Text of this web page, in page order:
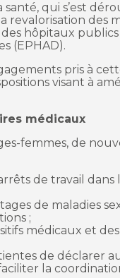
qui s’est
revalorisation des
des hôpitaux
(EPHAD).
pris à
visant à
médicaux
femmes, de
de travail dans
de maladies
;
médicaux et
de déclarer
la